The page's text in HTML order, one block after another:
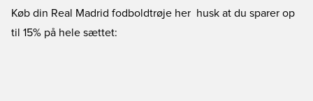
Køb din Real Madrid fodboldtrøje her  husk at du sparer op
til 15% på hele sættet: